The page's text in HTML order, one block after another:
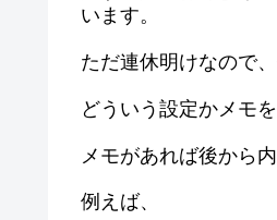
います。
ただ連休明けなので
どういう設定かメモ
メモがあれば後から
例えば、